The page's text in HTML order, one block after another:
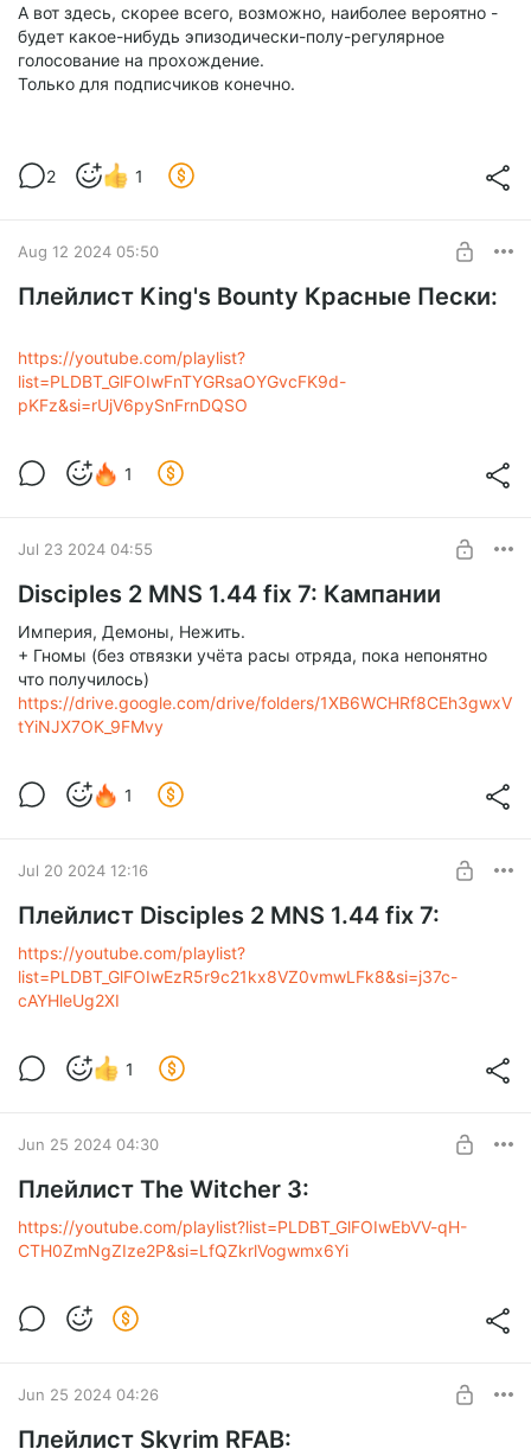
А вот здесь, скорее всего, возможно, наиболее вероятно -
будет какое-нибудь эпизодически-полу-регулярное
голосование на прохождение.
Только для подписчиков конечно.
2 1
Aug 12 2024 05:50
Плейлист King's Bounty Красные Пески:
https://youtube.com/playlist?
list=PLDBT_GlFOIwFnTYGRsaOYGvcFK9d-
pKFz&si=rUjV6pySnFrnDQSO
1
Jul 23 2024 04:55
Disciples 2 MNS 1.44 fix 7: Кампании
Империя, Демоны, Нежить.
+ Гномы (без отвязки учёта расы отряда, пока непонятно
что получилось)
https://drive.google.com/drive/folders/1XB6WCHRf8CEh3gwxV
tYiNJX7OK_9FMvy
1
Jul 20 2024 12:16
Плейлист Disciples 2 MNS 1.44 fix 7:
https://youtube.com/playlist?
list=PLDBT_GlFOIwEzR5r9c21kx8VZ0vmwLFk8&si=j37c-
cAYHleUg2XI
1
Jun 25 2024 04:30
Плейлист The Witcher 3:
https://youtube.com/playlist?list=PLDBT_GlFOIwEbVV-qH-
CTH0ZmNgZIze2P&si=LfQZkrlVogwmx6Yi
Jun 25 2024 04:26
Плейлист Skyrim RFAB: